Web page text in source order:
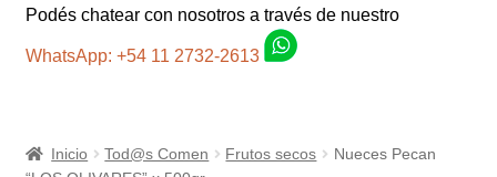
Carro
Fondo AC
Podés chatear con nosotros a través de nuestro
WhatsApp: +54 11 2732-2613
Inicio Tod@s Comen Frutos secos
Nueces Pecan